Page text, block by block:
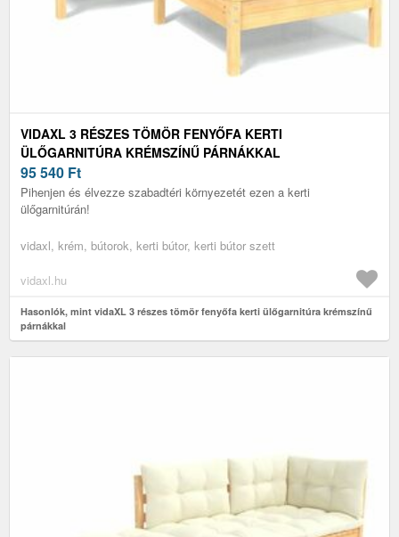
VIDAXL 3 RÉSZES TÖMÖR FENYŐFA KERTI
ÜLŐGARNITÚRA KRÉMSZÍNŰ PÁRNÁKKAL
95 540 Ft
Pihenjen és élvezze szabadtéri környezetét ezen a kerti
ülőgarnitúrán!
vidaxl, krém, bútorok, kerti bútor, kerti bútor szett
vidaxl.hu
Hasonlók, mint vidaXL 3 részes tömör fenyőfa kerti ülőgarnitúra krémszínű
párnákkal